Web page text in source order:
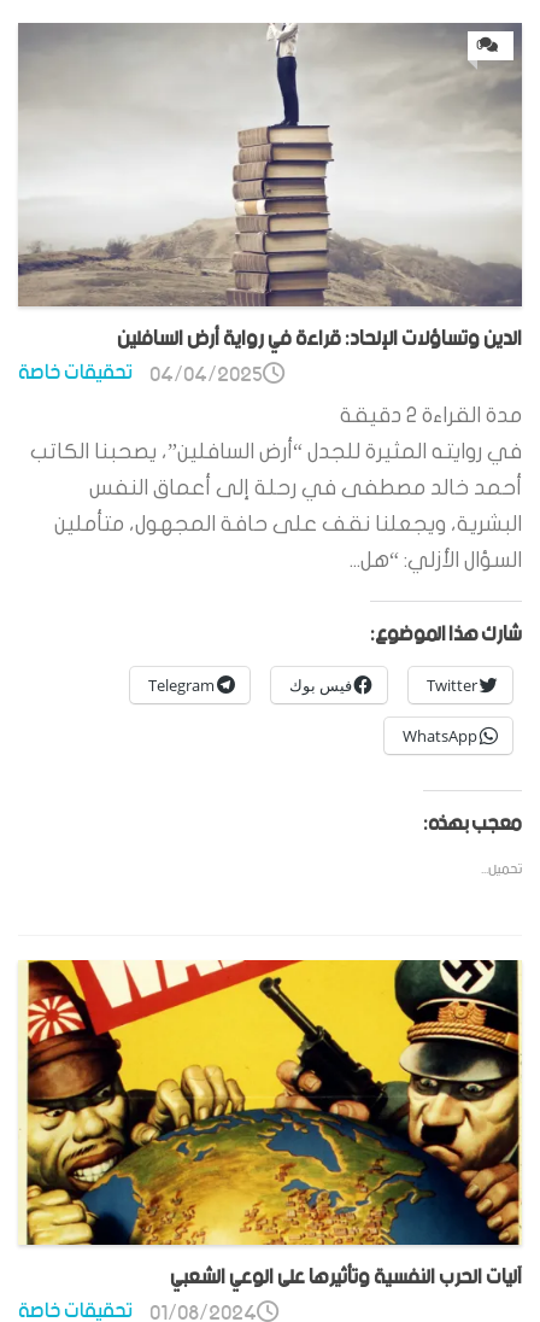
0
الدين وتساؤلات الإلحاد: قراءة في رواية أرض السافلين
تحقيقات خاصة 04/04/2025
مدة القراءة 2 دقيقة
في روايته المثيرة للجدل “أرض السافلين”، يصحبنا الكاتب
أحمد خالد مصطفى في رحلة إلى أعماق النفس
البشرية، ويجعلنا نقف على حافة المجهول، متأملين
السؤال الأزلي: “هل...
شارك هذا الموضوع:
Twitter فيس بوك Telegram
WhatsApp
معجب بهذه:
تحميل...
آليات الحرب النفسية وتأثيرها على الوعي الشعبي
تحقيقات خاصة